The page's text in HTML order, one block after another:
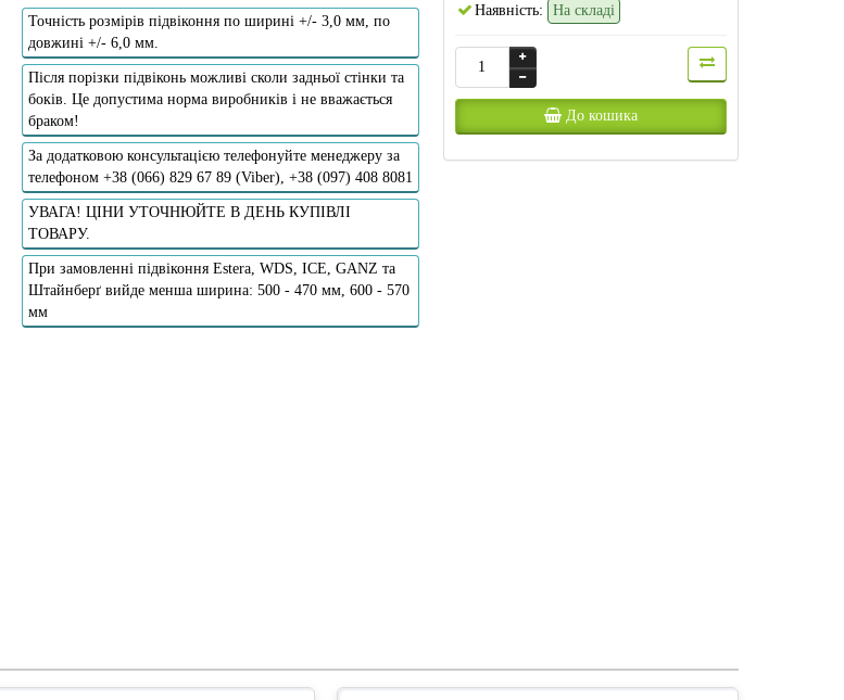
Точність розмірів підвіконня по ширині +/- 3,0 мм, по
довжині +/- 6,0 мм.
Після порізки підвіконь можливі сколи задньої стінки та
боків. Це допустима норма виробників і не вважається
браком!
За додатковою консультацією телефонуйте менеджеру за
телефоном +38 (066) 829 67 89 (Viber), +38 (097) 408 8081
УВАГА! ЦІНИ УТОЧНЮЙТЕ В ДЕНЬ КУПІВЛІ
ТОВАРУ.
При замовленні підвіконня Estera, WDS, ICE, GANZ та
Штайнберґ вийде менша ширина: 500 - 470 мм, 600 - 570
мм
Наявність: На складі
До кошика